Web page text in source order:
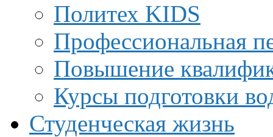
Политех KIDS
Профессиональная
Повышение
Курсы подготовки
Студенческая жизнь